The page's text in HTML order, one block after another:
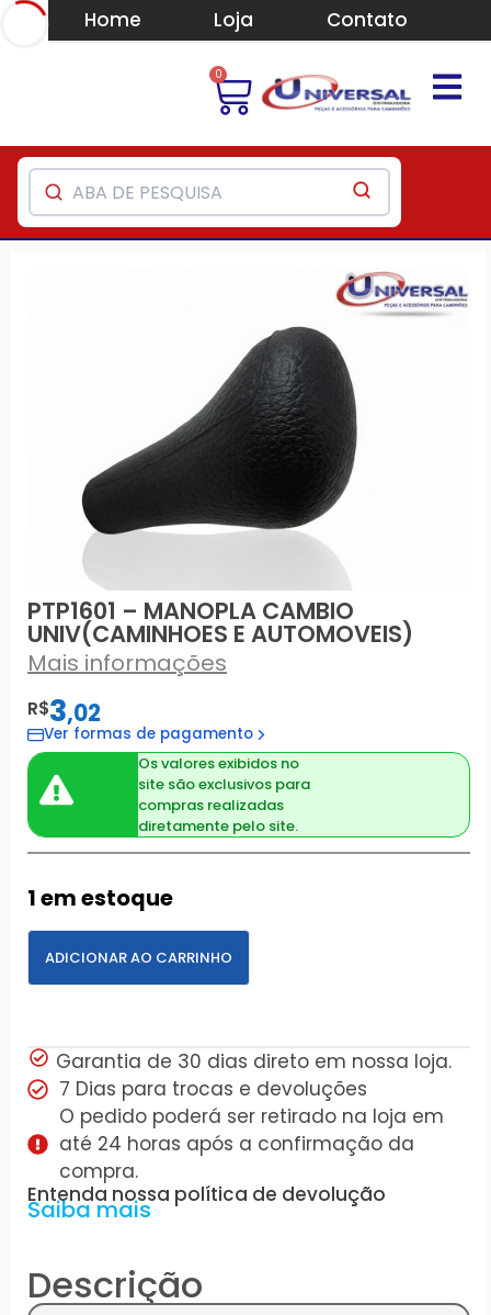
Home Loja Contato
0
PTP1601 – MANOPLA CAMBIO
UNIV(CAMINHOES E AUTOMOVEIS)
Mais informações
R$3,02
Ver formas de pagamento
Os valores exibidos no
site são exclusivos para
compras realizadas
diretamente pelo site.
1 em estoque
ADICIONAR AO CARRINHO
Garantia de 30 dias direto em nossa loja.
7 Dias para trocas e devoluções
O pedido poderá ser retirado na loja em
até 24 horas após a confirmação da
compra.
Entenda nossa política de devolução
Saiba mais
Descrição